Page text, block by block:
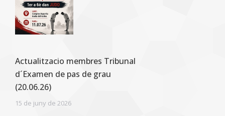
Actualitzacio membres Tribunal
d´Examen de pas de grau
(20.06.26)
15 de juny de 2026